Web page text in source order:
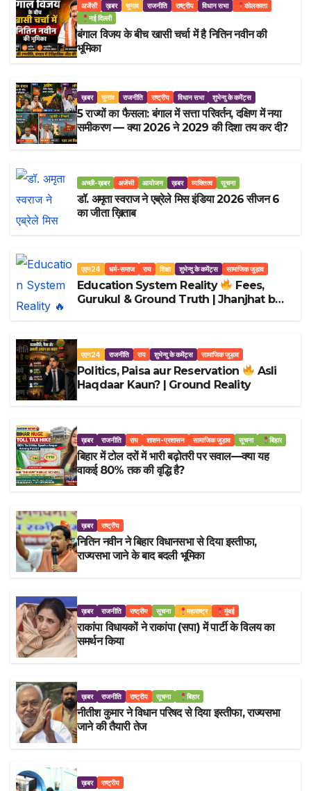
अजेंसी ख़बर चुनाव राजनीति राष्ट्रीय विधान सभा
कोलकाता
नई दिल्ली
बंगाल विजय के बीच खासी चर्चा में है नितिन नवीन की
भूमिका
ख़बर चुनाव राजनीति राष्ट्रीय विधान सभा शुभेन्दु के कमेंट्स
5 राज्यों का फैसला: बंगाल में सत्ता परिवर्तन, दक्षिण में नया
समीकरण — क्या 2026 ने 2029 की दिशा तय कर दी?
अच्छी-ख़बर अजेंसी आयोजन ख़बर व्यक्तित्व सूचना
डॉ. अमृता स्वराज ने एब्रेले मिस इंडिया 2026 सीजन 6
का जीता ख़िताब
एएन24 धर्म-समाज राय शिक्षा शुभेन्दु के कमेंट्स सामाजिक जुड़ाव
Education System Reality
Fees,
Gurukul & Ground Truth | Jhanjhat by
एएन24 राजनीति राय शुभेन्दु के कमेंट्स सामाजिक जुड़ाव
Politics, Paisa aur Reservation
Asli
Haqdaar Kaun? | Ground Reality
ख़बर राजनीति राय शाशन-प्रशासन सामाजिक जुड़ाव सूचना बिहार
बिहार में टोल दरों में भारी बढ़ोतरी पर सवाल—क्या यह
वाकई 80% तक की वृद्धि है?
ख़बर राष्ट्रीय
नितिन नवीन ने बिहार विधानसभा से दिया इस्तीफा,
राज्यसभा जाने के बाद बदली भूमिका
ख़बर राजनीति राष्ट्रीय सूचना महाराष्ट्र मुंबई
राकांपा विधायकों ने राकांपा (सपा) में पार्टी के विलय का
समर्थन किया
ख़बर राजनीति राष्ट्रीय सूचना बिहार
नीतीश कुमार ने विधान परिषद से दिया इस्तीफा, राज्यसभा
जाने की तैयारी तेज
ख़बर राष्ट्रीय